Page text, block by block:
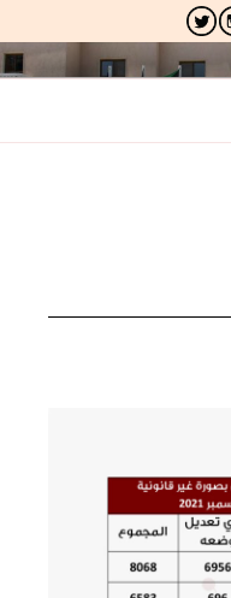
بصورة غير